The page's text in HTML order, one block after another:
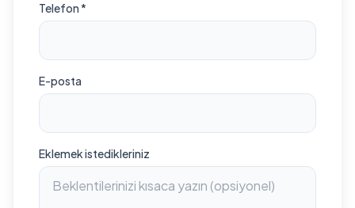
Telefon *
E-posta
Eklemek istedikleriniz